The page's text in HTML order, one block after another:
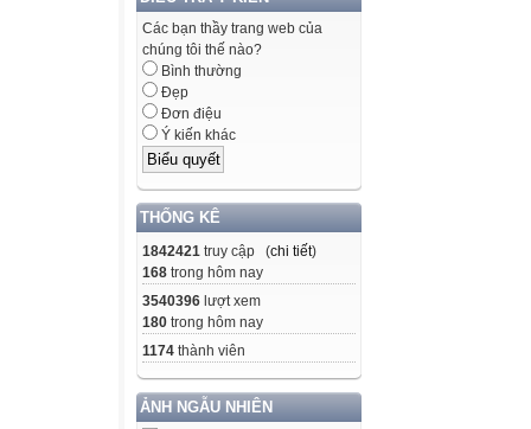
Các bạn thầy trang web của
chúng tôi thế nào?
Bình thường
Đẹp
Đơn điệu
Ý kiến khác
THỐNG KÊ
1842421 truy cập (chi tiết)
168 trong hôm nay
3540396 lượt xem
180 trong hôm nay
1174 thành viên
ẢNH NGẪU NHIÊN